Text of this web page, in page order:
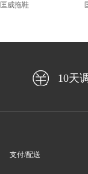
匡威拖鞋
10天
支付/配送